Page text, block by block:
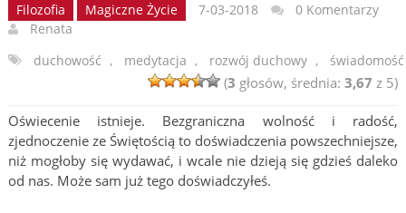
Filozofia Magiczne Życie 7-03-2018
0 Komentarzy
Renata
duchowość , medytacja , rozwój duchowy , świadomość
(3 głosów, średnia:3,67 z 5)
Oświecenie istnieje. Bezgraniczna wolność i radość,
zjednoczenie ze Świętością to doświadczenia powszechniejsze,
niż mogłoby się wydawać, i wcale nie dzieją się gdzieś daleko
od nas. Może sam już tego doświadczyłeś.